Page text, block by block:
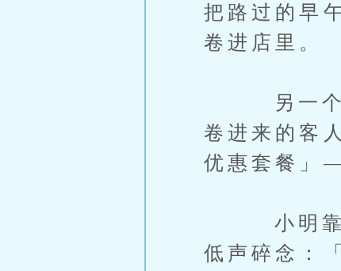
把路过的早
卷进店里。
另一个影
卷进来的客
优惠套餐」
小明靠在
低声碎念：